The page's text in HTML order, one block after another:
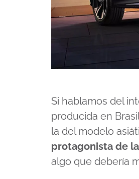
Si hablamos del
producida en
la del modelo
protagonista de
algo que debería